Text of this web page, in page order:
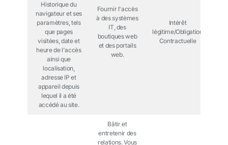
Historique du
navigateur et ses
paramètres, tels
que pages
visitées, date et
heure de l'accès
ainsi que
localisation,
adresse IP et
appareil depuis
lequel il a été
accédé au site.
Fournir l'accès
à des systèmes
IT, des
boutiques web
et des portails
web.
Intérêt
légitime/Obligation
Contractuelle
Bâtir et
entretenir des
relations. Vous